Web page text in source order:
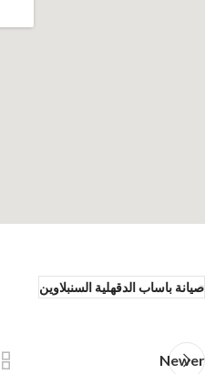
صيانة باساب الدقهلية السنبلاوين
Newer